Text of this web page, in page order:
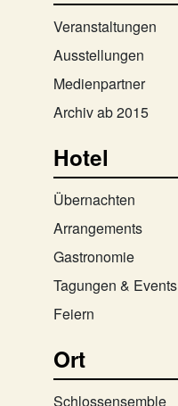
Veranstaltungen
Ausstellungen
Medienpartner
Archiv ab 2015
Hotel
Übernachten
Arrangements
Gastronomie
Tagungen & Events
Feiern
Ort
Schlossensemble